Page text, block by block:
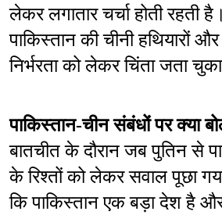
लेकर लगातार चर्चा होती रहती
पाकिस्तान की चीनी हथियारों
निर्भरता को लेकर चिंता जता
पाकिस्तान-चीन संबंधों पर क्या
बातचीत के दौरान जब पुतिन से
के रिश्तों को लेकर सवाल पूछा
कि पाकिस्तान एक बड़ा देश है